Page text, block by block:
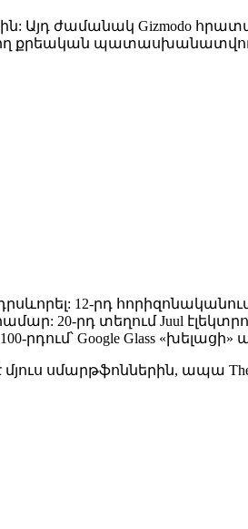
Այդ ժամանակ Gizmodo
քրեական
12-րդ
20-րդ տեղում Juul
րդում՝ Google Glass «խելացի»
սմարթֆոններին, ապա The